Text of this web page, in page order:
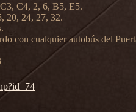
C4, 2, 6, B5, E5.
20, 24, 27, 32.
con cualquier autobús del